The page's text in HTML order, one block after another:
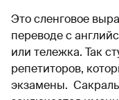
Это сленговое
переводе с
или тележка. Так
репетиторов,
экзамены.